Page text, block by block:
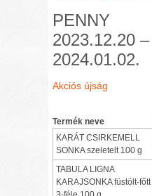
PENNY
2023.12.20 –
2024.01.02.
Akciós újság
Termék neve
KARÁT CSIRKEMELL
SONKA szeletelt 100 g
TABULA LIGNA
KARAJSONKA füstölt-főtt